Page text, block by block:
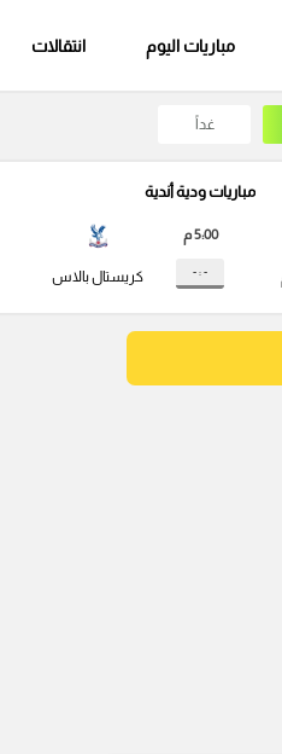
مباريات اليوم انتقالات
غداً
مباريات ودية أندية
5:00 م
- : - كريستال بالاس